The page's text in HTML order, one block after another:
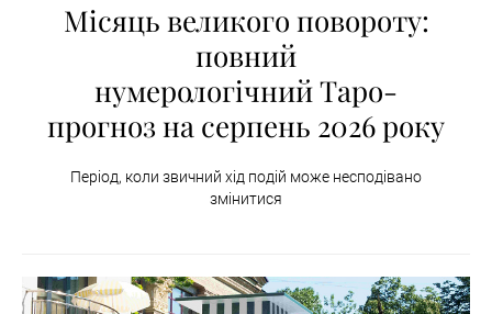
Місяць великого повороту:
повний
нумерологічний Таро-
прогноз на серпень 2026 року
Період, коли звичний хід подій може несподівано
змінитися